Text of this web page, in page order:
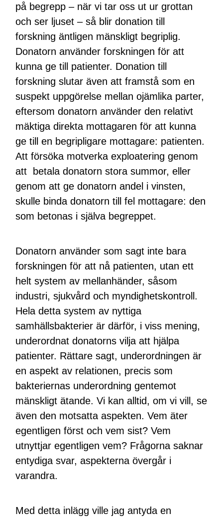
på begrepp – när vi tar oss ut ur grottan
och ser ljuset – så blir donation till
forskning äntligen mänskligt begriplig.
Donatorn använder forskningen för att
kunna ge till patienter. Donation till
forskning slutar även att framstå som en
suspekt uppgörelse mellan ojämlika parter,
eftersom donatorn använder den relativt
mäktiga direkta mottagaren för att kunna
ge till en begripligare mottagare: patienten.
Att försöka motverka exploatering genom
att betala donatorn stora summor, eller
genom att ge donatorn andel i vinsten,
skulle binda donatorn till fel mottagare: den
som betonas i själva begreppet.
Donatorn använder som sagt inte bara
forskningen för att nå patienten, utan ett
helt system av mellanhänder, såsom
industri, sjukvård och myndighetskontroll.
Hela detta system av nyttiga
samhällsbakterier är därför, i viss mening,
underordnat donatorns vilja att hjälpa
patienter. Rättare sagt, underordningen är
en aspekt av relationen, precis som
bakteriernas underordning gentemot
mänskligt ätande. Vi kan alltid, om vi vill, se
även den motsatta aspekten. Vem äter
egentligen först och vem sist? Vem
utnyttjar egentligen vem? Frågorna saknar
entydiga svar, aspekterna övergår i
varandra.
Med detta inlägg ville jag antyda en